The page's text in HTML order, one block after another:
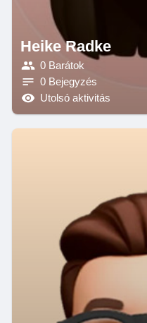
Heike Radke
0 Barátok
0 Bejegyzés
Utolsó aktivitás